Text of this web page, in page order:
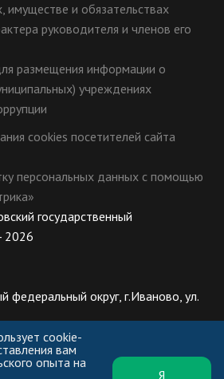
и обязательствах
руководителя и членов его
размещения информации о
учреждениях
cookies посетителей сайта
персональных данных с помощью
государственный
2026
федеральный округ, г.Иваново, ул.
комиссия), +7 (4932) 32-62-
cookie-
вам
опыта на
Я